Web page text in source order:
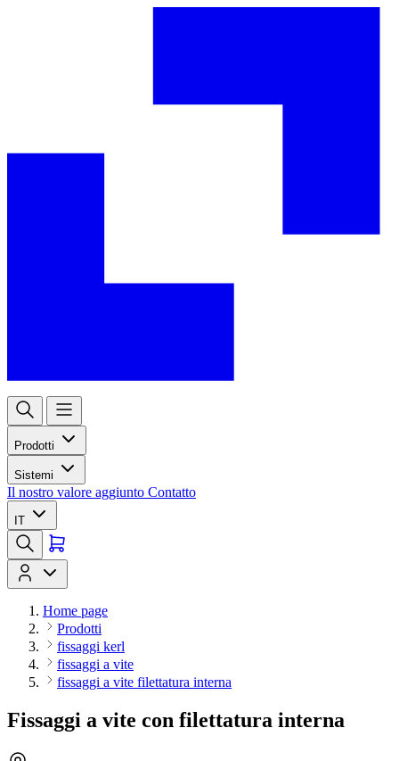
Prodotti
Sistemi
Il nostro valore aggiunto Contatto
IT
Home page
Prodotti
fissaggi kerl
fissaggi a vite
fissaggi a vite filettatura interna
Fissaggi a vite con filettatura interna